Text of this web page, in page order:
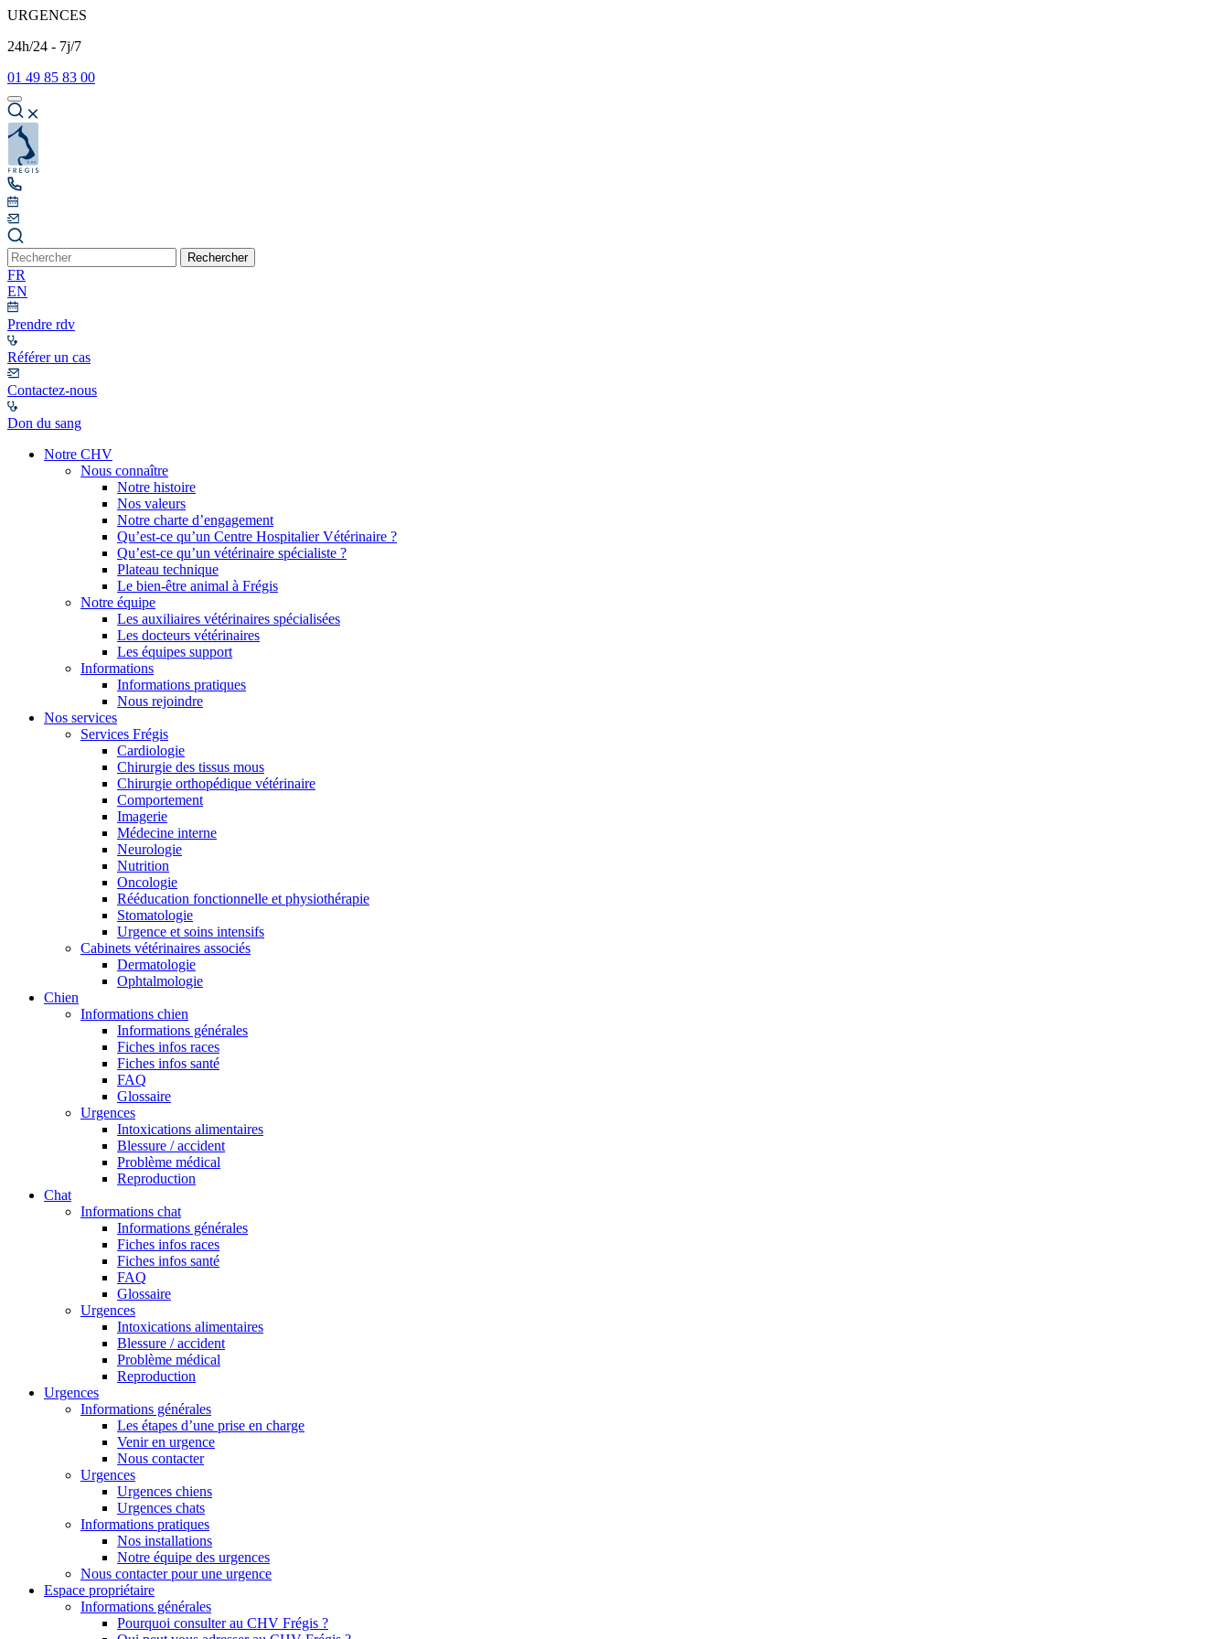
URGENCES
24h/24 - 7j/7
01 49 85 83 00
Rechercher
FR
EN
Prendre rdv
Référer un cas
Contactez-nous
Don du sang
Notre CHV
Nous connaître
Notre histoire
Nos valeurs
Notre charte d’engagement
Qu’est-ce qu’un Centre Hospitalier Vétérinaire ?
Qu’est-ce qu’un vétérinaire spécialiste ?
Plateau technique
Le bien-être animal à Frégis
Notre équipe
Les auxiliaires vétérinaires spécialisées
Les docteurs vétérinaires
Les équipes support
Informations
Informations pratiques
Nous rejoindre
Nos services
Services Frégis
Cardiologie
Chirurgie des tissus mous
Chirurgie orthopédique vétérinaire
Comportement
Imagerie
Médecine interne
Neurologie
Nutrition
Oncologie
Rééducation fonctionnelle et physiothérapie
Stomatologie
Urgence et soins intensifs
Cabinets vétérinaires associés
Dermatologie
Ophtalmologie
Chien
Informations chien
Informations générales
Fiches infos races
Fiches infos santé
FAQ
Glossaire
Urgences
Intoxications alimentaires
Blessure / accident
Problème médical
Reproduction
Chat
Informations chat
Informations générales
Fiches infos races
Fiches infos santé
FAQ
Glossaire
Urgences
Intoxications alimentaires
Blessure / accident
Problème médical
Reproduction
Urgences
Informations générales
Les étapes d’une prise en charge
Venir en urgence
Nous contacter
Urgences
Urgences chiens
Urgences chats
Informations pratiques
Nos installations
Notre équipe des urgences
Nous contacter pour une urgence
Espace propriétaire
Informations générales
Pourquoi consulter au CHV Frégis ?